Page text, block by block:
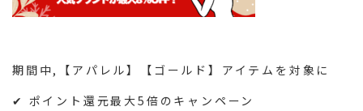
期間中,【アパレル】【ゴールド】アイテムを対象に
✔ ポイント還元最大5倍の キャンペーン